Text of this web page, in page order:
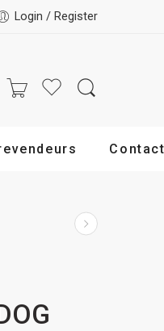
Login / Register